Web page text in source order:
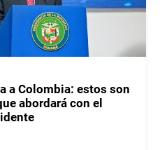
a Colombia: estos son
abordará con el